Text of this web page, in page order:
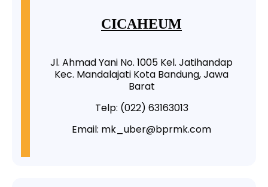
CICAHEUM
Jl. Ahmad Yani No. 1005 Kel. Jatihandap
Kec. Mandalajati Kota Bandung, Jawa
Barat
Telp: (022) 63163013
Email: mk_uber@bprmk.com